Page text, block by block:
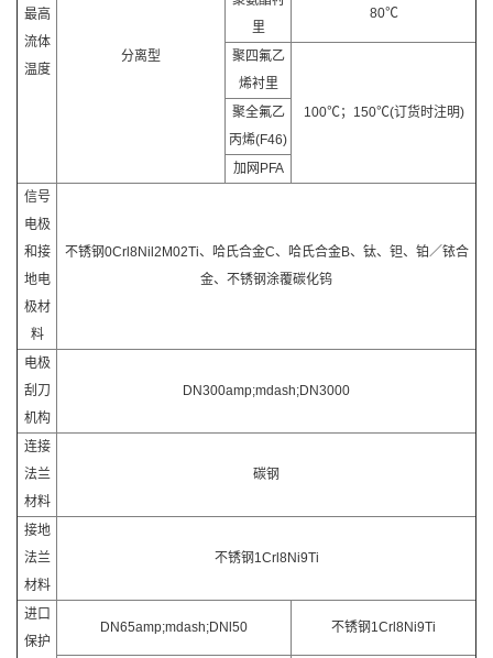
最高
流体
温度
分离型
里
80℃
聚四氟乙
烯衬里
100℃；150℃(订货时注明)
聚全氟乙
丙烯(F46)
加网PFA
信号
电极
和接
地电
极材
料
不锈钢0Crl8Nil2M02Ti、哈氏合金C、哈氏合金B、钛、钽、铂／铱合
金、不锈钢涂覆碳化钨
电极
刮刀
机构
DN300amp;mdash;DN3000
连接
法兰
材料
碳钢
接地
法兰
材料
不锈钢1Crl8Ni9Ti
进口
保护
DN65amp;mdash;DNl50 不锈钢1Crl8Ni9Ti